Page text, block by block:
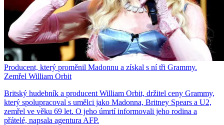
Producent, který proměnil Madonnu a získal s ní tři Grammy.
Zemřel William Orbit
Britský hudebník a producent William Orbit, držitel ceny Grammy,
který spolupracoval s umělci jako Madonna, Britney Spears a U2,
zemřel ve věku 69 let. O jeho úmrtí informovali jeho rodina a
přátelé, napsala agentura AFP.